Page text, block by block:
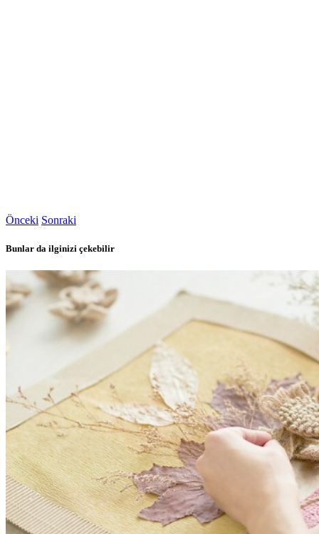
Önceki Sonraki
Bunlar da ilginizi çekebilir